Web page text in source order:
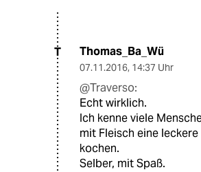
T Thomas_Ba_Wü
07.11.2016, 14:37 Uhr
@Traverso:
Echt wirklich.
Ich kenne viele
mit Fleisch eine
kochen.
Selber, mit Spaß.